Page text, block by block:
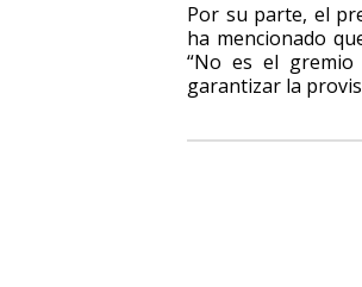
Por su parte, el
ha mencionado
“No es el
garantizar la